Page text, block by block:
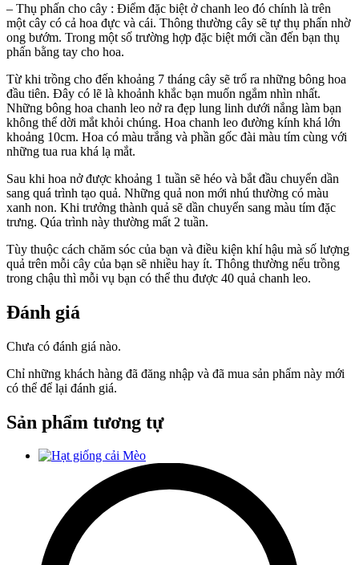
– Thụ phấn cho cây : Điểm đặc biệt ở chanh leo đó chính là trên
một cây có cả hoa đực và cái. Thông thường cây sẽ tự thụ phấn nhờ
ong bướm. Trong một số trường hợp đặc biệt mới cần đến bạn thụ
phấn bằng tay cho hoa.
Từ khi trồng cho đến khoảng 7 tháng cây sẽ trổ ra những bông hoa
đầu tiên. Đây có lẽ là khoảnh khắc bạn muốn ngắm nhìn nhất.
Những bông hoa chanh leo nở ra đẹp lung linh dưới nắng làm bạn
không thể dời mắt khỏi chúng. Hoa chanh leo đường kính khá lớn
khoảng 10cm. Hoa có màu trắng và phần gốc đài màu tím cùng với
những tua rua khá lạ mắt.
Sau khi hoa nở được khoảng 1 tuần sẽ héo và bắt đầu chuyển dần
sang quá trình tạo quả. Những quả non mới nhú thường có màu
xanh non. Khi trưởng thành quả sẽ dần chuyển sang màu tím đặc
trưng. Qúa trình này thường mất 2 tuần.
Tùy thuộc cách chăm sóc của bạn và điều kiện khí hậu mà số lượng
quả trên mỗi cây của bạn sẽ nhiều hay ít. Thông thường nếu trồng
trong chậu thì mỗi vụ bạn có thể thu được 40 quả chanh leo.
Đánh giá
Chưa có đánh giá nào.
Chỉ những khách hàng đã đăng nhập và đã mua sản phẩm này mới
có thể để lại đánh giá.
Sản phẩm tương tự